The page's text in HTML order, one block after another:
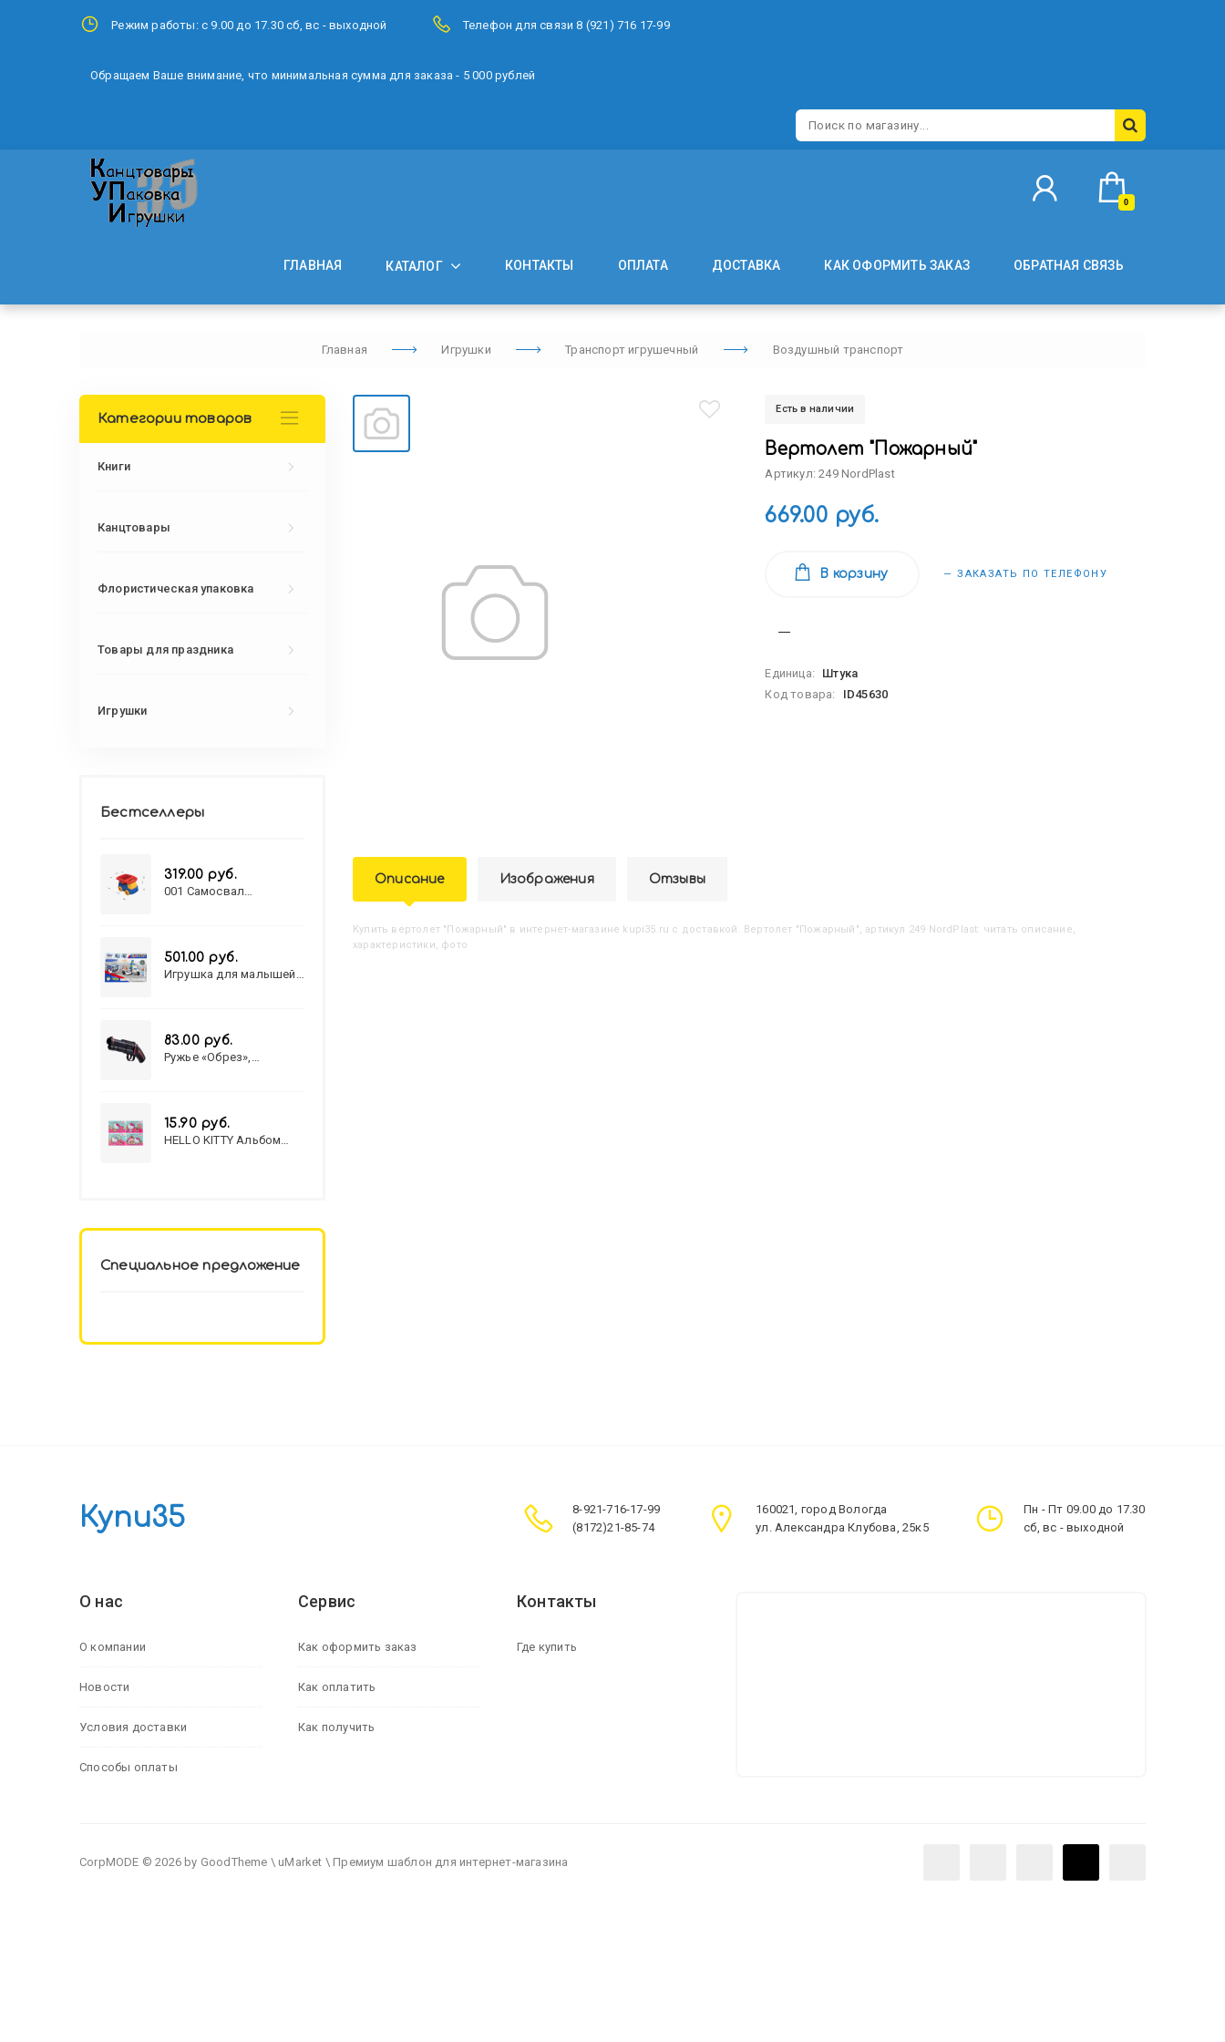
Режим работы: с 9.00 до 17.30 сб, вс - выходной Телефон для связи 8 (921) 716 17-99
Обращаем Ваше внимание, что минимальная сумма для заказа - 5 000 рублей
0
ГЛАВНАЯ КАТАЛОГ КОНТАКТЫ ОПЛАТА ДОСТАВКА КАК ОФОРМИТЬ ЗАКАЗ ОБРАТНАЯ СВЯЗЬ
Главная Игрушки Транспорт игрушечный Воздушный транспорт
Есть в наличии
Вертолет "Пожарный"
Артикул: 249 NordPlast
669.00 руб.
В корзину — ЗАКАЗАТЬ ПО ТЕЛЕФОНУ
Единица:
Штука
Код товара:
ID45630
Описание Изображения Отзывы
Купить Вертолет "Пожарный" в интернет-магазине kupi35.ru с доставкой. Вертолет "Пожарный", артикул 249 NordPlast: читать описание,
характеристики, фото
Категории товаров
Книги
Канцтовары
Флористическая упаковка
Товары для праздника
Игрушки
Бестселлеры
319.00 руб.
001 Самосвал
501.00 руб.
Игрушка для малышей
83.00 руб.
Ружье «Обрез»,
15.90 руб.
HELLO KITTY Альбом
Специальное предложение
Купи35
8-921-716-17-99
(8172)21-85-74
160021, город Вологда
ул. Александра Клубова, 25к5
Пн - Пт 09.00 до 17.30
сб, вс - выходной
О нас
О компании
Новости
Условия доставки
Способы оплаты
Сервис
Как оформить заказ
Как оплатить
Как получить
Контакты
Где купить
CorpMODE © 2026 by GoodTheme \ uMarket \ Премиум шаблон для интернет-магазина